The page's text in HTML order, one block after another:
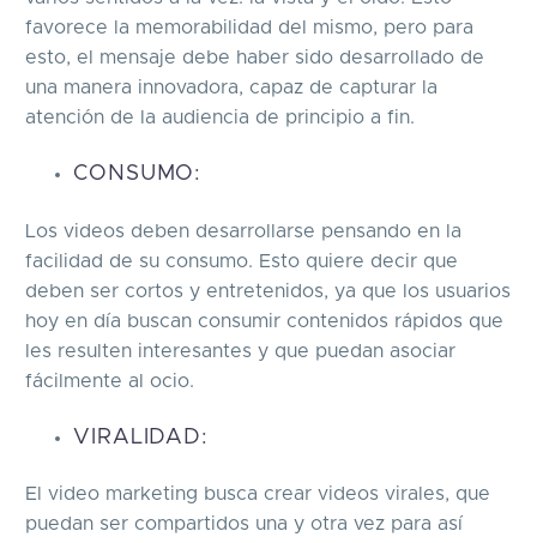
favorece la memorabilidad del mismo, pero para
esto, el mensaje debe haber sido desarrollado de
una manera innovadora, capaz de capturar la
atención de la audiencia de principio a fin.
CONSUMO:
Los videos deben desarrollarse pensando en la
facilidad de su consumo. Esto quiere decir que
deben ser cortos y entretenidos, ya que los usuarios
hoy en día buscan consumir contenidos rápidos que
les resulten interesantes y que puedan asociar
fácilmente al ocio.
VIRALIDAD:
El video marketing busca crear videos virales, que
puedan ser compartidos una y otra vez para así